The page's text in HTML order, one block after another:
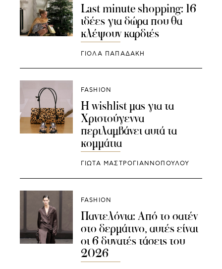
Last minute shopping: 16
ιδέες για δώρα που θα
κλέψουν καρδιές
ΓΙΌΛΑ ΠΑΠΑΔΆΚΗ
FASHION
Η wishlist μας για τα
Χριστούγεννα
περιλαμβάνει αυτά τα
κομμάτια
ΓΙΩΤΑ ΜΑΣΤΡΟΓΙΑΝΝΟΠΟΥΛΟΥ
FASHION
Παντελόνια: Από το σατέν
στο δερμάτινο, αυτές είναι
οι 6 δυνατές τάσεις του
2026